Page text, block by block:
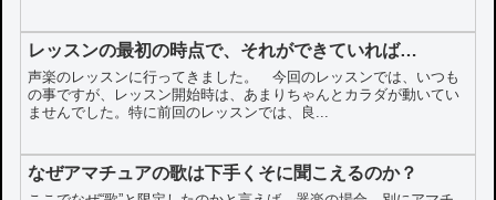
レッスンの最初の時点で、それができていれば…
声楽のレッスンに行ってきました。 今回のレッスンでは、いつも
の事ですが、レッスン開始時は、あまりちゃんとカラダが動いてい
ませんでした。特に前回のレッスンでは、良...
なぜアマチュアの歌は下手くそに聞こえるのか？